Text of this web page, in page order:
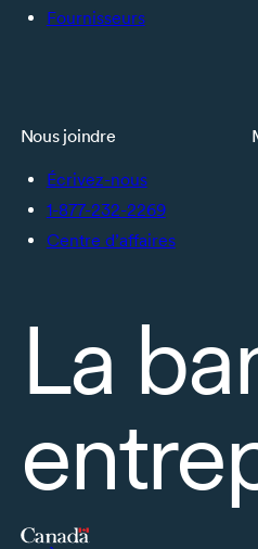
Fournisseurs
Nous joindre
Écrivez-nous
1-877-232-2269
Centre d’affaires
La